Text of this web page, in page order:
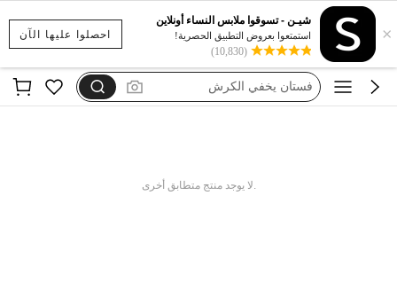
احصلوا عليها الآن ×
شيـن - تسوقوا ملابس النساء أونلاين
استمتعوا بعروض التطبيق الحصرية!
(10,830)
بيجامات شتوية مقاس كبير
motf
فستان يخفي الكرش
.لا يوجد منتج متطابق أخرى